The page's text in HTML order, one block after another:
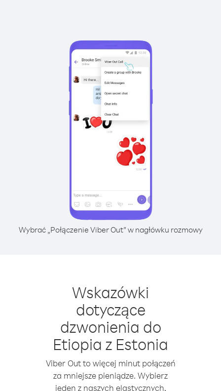
Wybrać „Połączenie Viber Out” w nagłówku rozmowy
Wskazówki
dotyczące
dzwonienia do
Etiopia z Estonia
Viber Out to więcej minut połączeń
za mniejsze pieniądze. Wybierz
jeden z naszych elastycznych,